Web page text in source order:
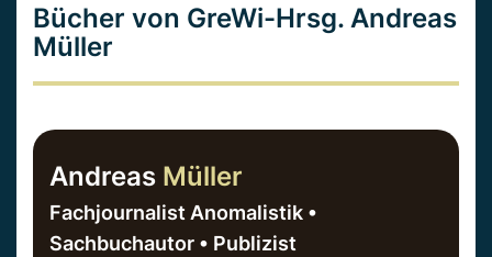
Bücher von GreWi-Hrsg. Andreas
Müller
Andreas Müller
Fachjournalist Anomalistik •
Sachbuchautor • Publizist